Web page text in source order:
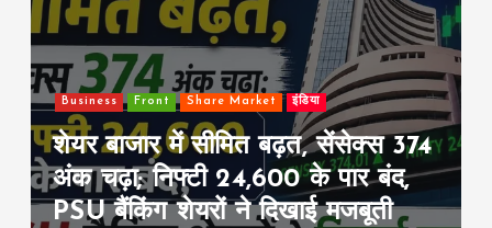
Business Front Share Market इंडिया
शेयर बाजार में सीमित बढ़त, सेंसेक्स 374
अंक चढ़ा; निफ्टी 24,600 के पार बंद,
PSU बैंकिंग शेयरों ने दिखाई मजबूती